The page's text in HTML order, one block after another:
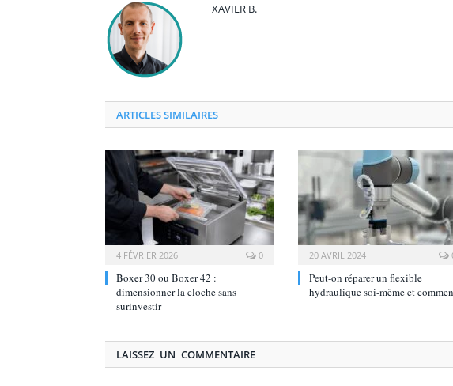
XAVIER B.
ARTICLES SIMILAIRES
4 FÉVRIER 2026 0
Boxer 30 ou Boxer 42 :
dimensionner la cloche sans
surinvestir
20 AVRIL 2024
Peut-on réparer un flexible
hydraulique soi-même et
LAISSEZ UN COMMENTAIRE